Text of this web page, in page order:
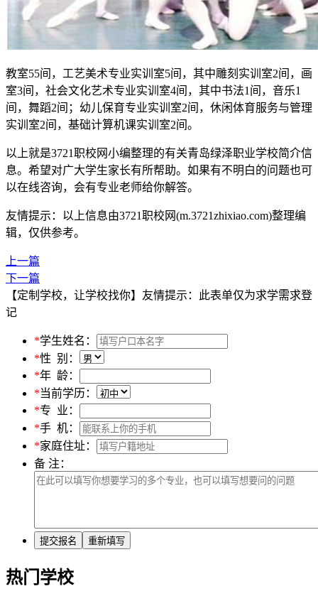
教室55间，工艺美术专业实训室5间，其中雕刻实训室2间，画
室3间，社会文化艺术专业实训室4间，其中书法1间，音乐1
间，舞蹈2间；幼儿保育专业实训室2间，休闲体育服务与管理
实训室2间，基础计算机课实训室2间。
以上就是3721职校网小编整理的有关青岛绿泽职业学校简介信
息。希望对广大学生家长有所帮助。如果有不明白的问题也可
以在线咨询，会有专业老师给你解答。
友情提示：以上信息由3721职校网(m.3721zhixiao.com)整理编
辑，仅供参考。
上一篇
下一篇
【定制学校，让学校找你】友情提示：此表单仅为求学需求登
记
*学生姓名：
*性 别：
*年 龄：
*当前学历：
*专 业：
*手 机：
*家庭住址：
备 注：
热门学校